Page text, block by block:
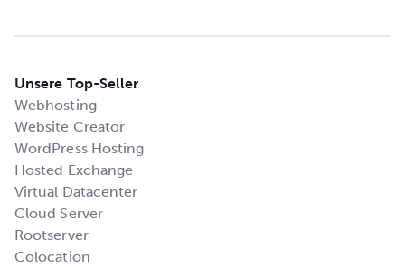
Unsere Top-Seller
Webhosting
Website Creator
WordPress Hosting
Hosted Exchange
Virtual Datacenter
Cloud Server
Rootserver
Colocation